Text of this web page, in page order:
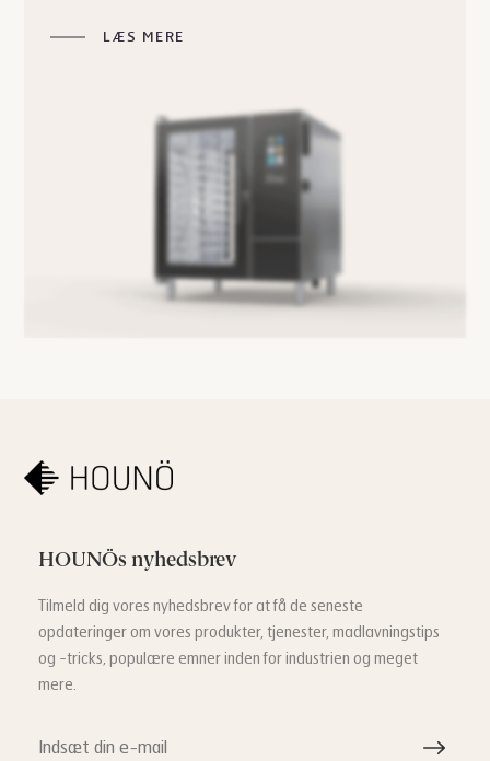
LÆS MERE
HOUNÖs nyhedsbrev
Tilmeld dig vores nyhedsbrev for at få de seneste
opdateringer om vores produkter, tjenester, madlavningstips
og -tricks, populære emner inden for industrien og meget
mere.